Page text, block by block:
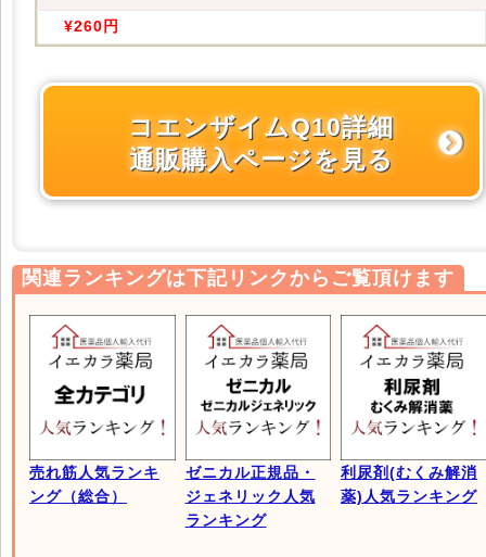
¥260円
コエンザイムQ10詳細
通販購入ページを見る
関連ランキングは下記リンクからご覧頂けます
売れ筋人気ランキ
ング（総合）
ゼニカル正規品・
ジェネリック人気
ランキング
利尿剤(むくみ解消
薬)人気ランキング